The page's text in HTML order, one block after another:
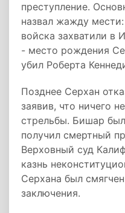
преступление.
назвал жажду
войска захватили в
- место рождения
убил Роберта
Позднее Серхан
заявив, что ничего
стрельбы. Бишар
получил смертный
Верховный суд
казнь
Серхана был
заключения.